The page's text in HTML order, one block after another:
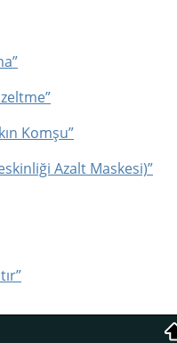
Komşu”
Azalt Maskesi)”